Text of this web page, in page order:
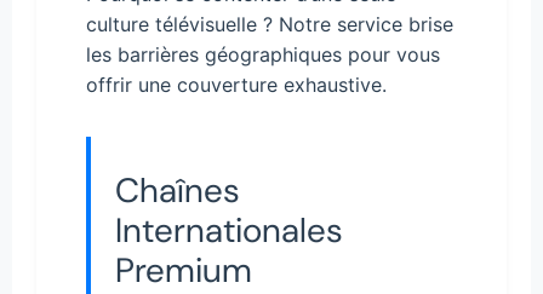
culture télévisuelle ? Notre service brise
les barrières géographiques pour vous
offrir une couverture exhaustive.
Chaînes
Internationales
Premium